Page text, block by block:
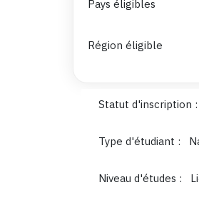
Pays éligibles
Région éligible
Statut d'inscription :
Type d'étudiant :
Niveau d'études :